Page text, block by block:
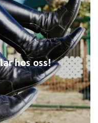
hos oss!